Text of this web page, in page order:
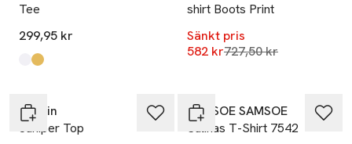
Tee
299,95 kr
Produkten finns i färgerna:
Tawny Port Bright White - Thin
Ochre Bright White - Wide
shirt Boots Print
Sänkt pris
582 krLägsta pris 30 dagar
727,50 kr
Stylein
Juniper Top
SAMSOE SAMSOE
Salinas T-Shirt 7542